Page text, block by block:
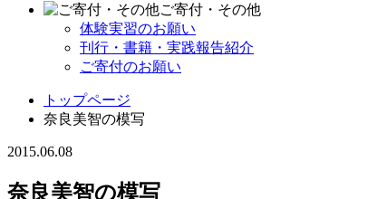
ご寄付・その他
体験実習のお願い
刊行・書籍・実践報告紹介
ご寄付のお願い
トップページ
奈良美智の模写
2015.06.08
奈良美智の模写